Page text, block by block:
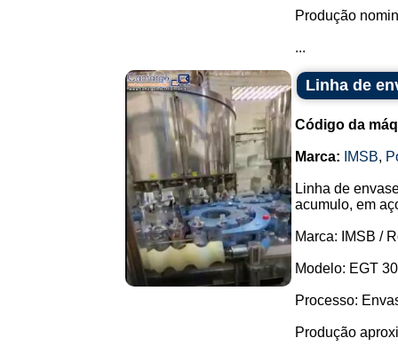
Produção
...
Linha de
Código da
Marca: IMSB,
Linha de
acumulo, em
Marca: IMSB /
Modelo: EGT
Processo:
Produção